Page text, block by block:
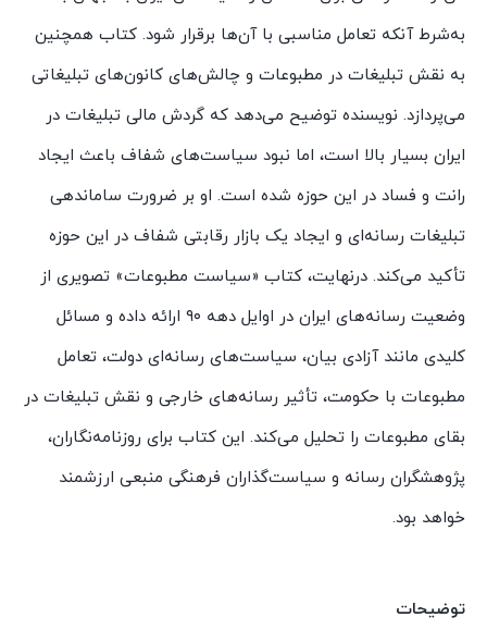
به‌شرط آنکه تعامل مناسبی با آن‌ها برقرار شود. کتاب همچنین
به نقش تبلیغات در مطبوعات و چالش‌های کانون‌های تبلیغاتی
می‌پردازد. نویسنده توضیح می‌دهد که گردش مالی تبلیغات در
ایران بسیار بالا است، اما نبود سیاست‌های شفاف باعث ایجاد
رانت و فساد در این حوزه شده است. او بر ضرورت ساماندهی
تبلیغات رسانه‌ای و ایجاد یک بازار رقابتی شفاف در این حوزه
تأکید می‌کند. درنهایت، کتاب «سیاست مطبوعات» تصویری از
وضعیت رسانه‌های ایران در اوایل دهه ۹۰ ارائه داده و مسائل
کلیدی مانند آزادی بیان، سیاست‌های رسانه‌ای دولت، تعامل
مطبوعات با حکومت، تأثیر رسانه‌های خارجی و نقش تبلیغات در
بقای مطبوعات را تحلیل می‌کند. این کتاب برای روزنامه‌نگاران،
پژوهشگران رسانه و سیاست‌گذاران فرهنگی منبعی ارزشمند
خواهد بود.
توضیحات